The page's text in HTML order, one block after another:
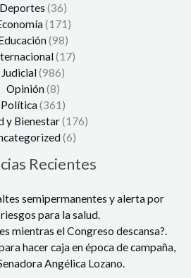
Deportes (36)
(171)
(98)
(17)
Judicial(986)
Opinión(8)
Política(361)
y Bienestar(176)
(6)
Recientes
semipermanentes y alerta por
para la salud.
mientras el Congreso descansa?.
hacer caja en época de campaña,
Angélica Lozano.